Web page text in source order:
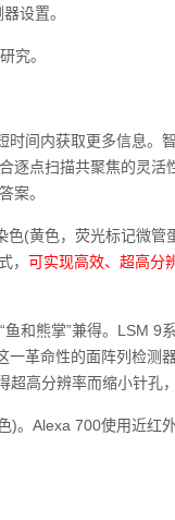
设置。
究。
内获取更多信息。
逐点扫描共聚焦的灵
案。
黄色，荧光标记微管
， 可实现高效、超高分
熊掌”兼得。LSM 9‍
革命性的面阵列检
高分辨率而缩小针孔
Alexa 700使用近红